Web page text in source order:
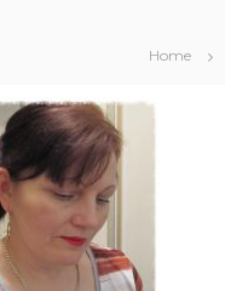
Home